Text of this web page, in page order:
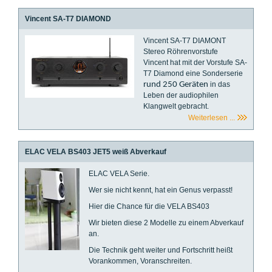
Vincent SA-T7 DIAMOND
Vincent SA-T7 DIAMONT
Stereo Röhrenvorstufe
Vincent hat mit der Vorstufe SA-
T7 Diamond eine Sonderserie
rund 250 Geräten in das
Leben der audiophilen
Klangwelt gebracht.
Weiterlesen ...
ELAC VELA BS403 JET5 weiß Abverkauf
ELAC VELA Serie.
Wer sie nicht kennt, hat ein Genus verpasst!
Hier die Chance für die VELA BS403
Wir bieten diese 2 Modelle zu einem Abverkauf
an.
Die Technik geht weiter und Fortschritt heißt
Vorankommen, Voranschreiten.